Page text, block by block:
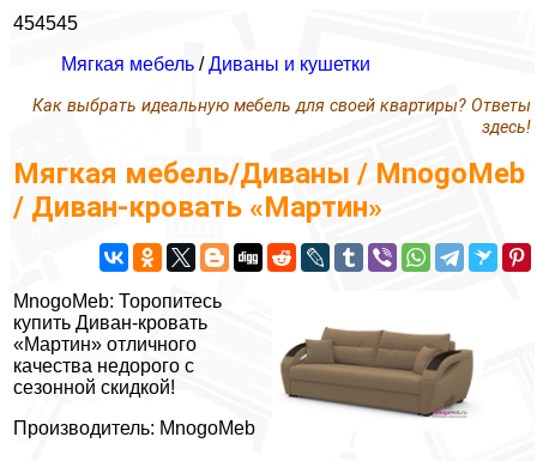
454545
Мягкая мебель /Диваны и кушетки
Как выбрать идеальную мебель для своей квартиры? Ответы
здесь!
Мягкая мебель/Диваны / MnogoMeb
/ Диван-кровать «Мартин»
MnogoMeb: Торопитесь
купить Диван-кровать
«Мартин» отличного
качества недорого с
сезонной скидкой!
Производитель: MnogoMeb